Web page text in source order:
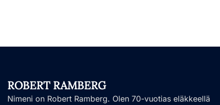
ROBERT RAMBERG
Nimeni on Robert Ramberg. Olen 70-vuotias eläkkeellä